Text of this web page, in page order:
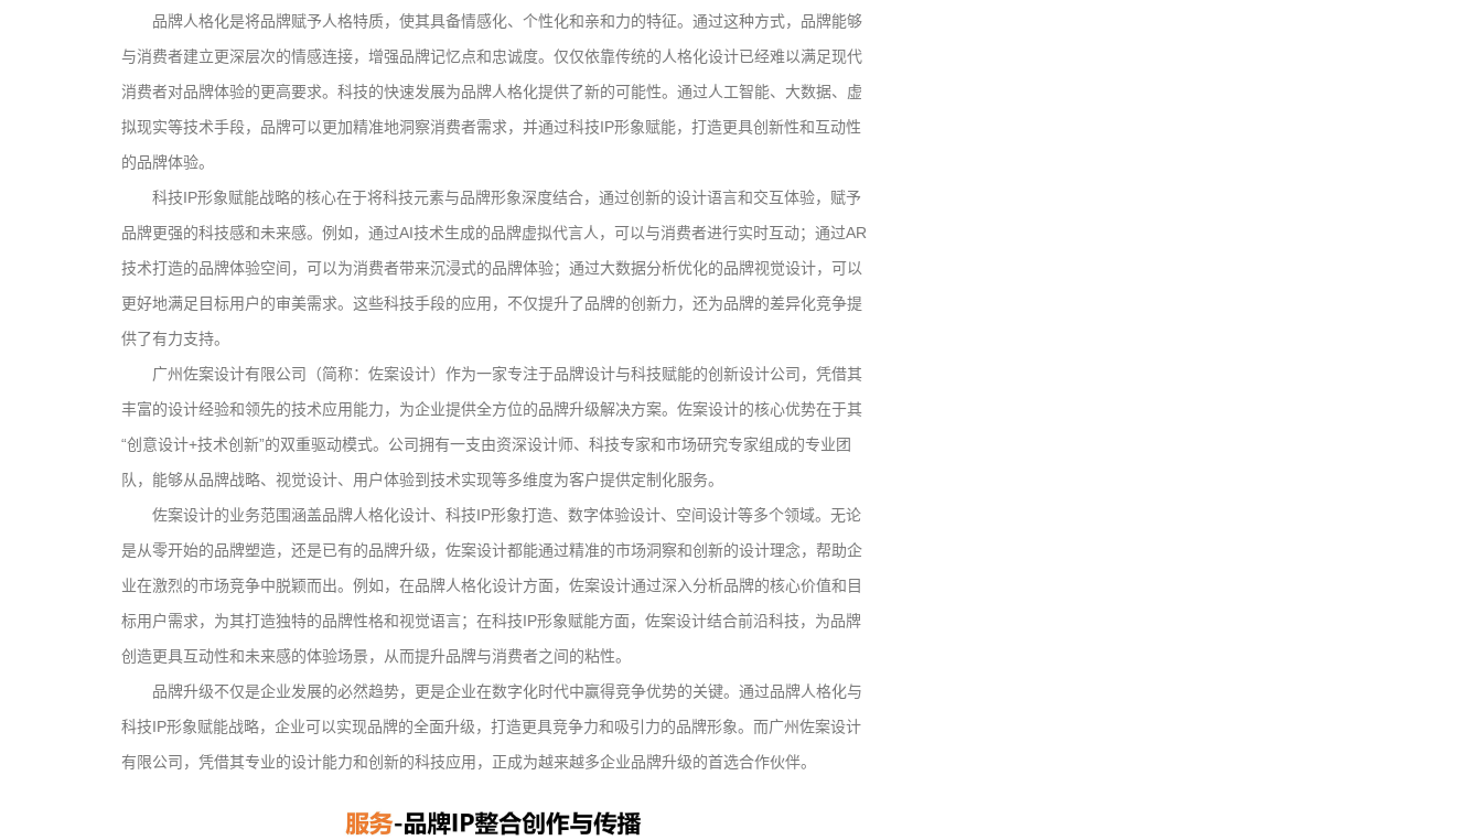
品牌人格化是将品牌赋予人格特质，使其具备情感化、个性化和亲和力的特征。通过这种方式，品牌能够
与消费者建立更深层次的情感连接，增强品牌记忆点和忠诚度。仅仅依靠传统的人格化设计已经难以满足现代
消费者对品牌体验的更高要求。科技的快速发展为品牌人格化提供了新的可能性。通过人工智能、大数据、虚
拟现实等技术手段，品牌可以更加精准地洞察消费者需求，并通过科技IP形象赋能，打造更具创新性和互动性
的品牌体验。
科技IP形象赋能战略的核心在于将科技元素与品牌形象深度结合，通过创新的设计语言和交互体验，赋予
品牌更强的科技感和未来感。例如，通过AI技术生成的品牌虚拟代言人，可以与消费者进行实时互动；通过AR
技术打造的品牌体验空间，可以为消费者带来沉浸式的品牌体验；通过大数据分析优化的品牌视觉设计，可以
更好地满足目标用户的审美需求。这些科技手段的应用，不仅提升了品牌的创新力，还为品牌的差异化竞争提
供了有力支持。
广州佐案设计有限公司（简称：佐案设计）作为一家专注于品牌设计与科技赋能的创新设计公司，凭借其
丰富的设计经验和领先的技术应用能力，为企业提供全方位的品牌升级解决方案。佐案设计的核心优势在于其
“创意设计+技术创新”的双重驱动模式。公司拥有一支由资深设计师、科技专家和市场研究专家组成的专业团
队，能够从品牌战略、视觉设计、用户体验到技术实现等多维度为客户提供定制化服务。
佐案设计的业务范围涵盖品牌人格化设计、科技IP形象打造、数字体验设计、空间设计等多个领域。无论
是从零开始的品牌塑造，还是已有的品牌升级，佐案设计都能通过精准的市场洞察和创新的设计理念，帮助企
业在激烈的市场竞争中脱颖而出。例如，在品牌人格化设计方面，佐案设计通过深入分析品牌的核心价值和目
标用户需求，为其打造独特的品牌性格和视觉语言；在科技IP形象赋能方面，佐案设计结合前沿科技，为品牌
创造更具互动性和未来感的体验场景，从而提升品牌与消费者之间的粘性。
品牌升级不仅是企业发展的必然趋势，更是企业在数字化时代中赢得竞争优势的关键。通过品牌人格化与
科技IP形象赋能战略，企业可以实现品牌的全面升级，打造更具竞争力和吸引力的品牌形象。而广州佐案设计
有限公司，凭借其专业的设计能力和创新的科技应用，正成为越来越多企业品牌升级的首选合作伙伴。